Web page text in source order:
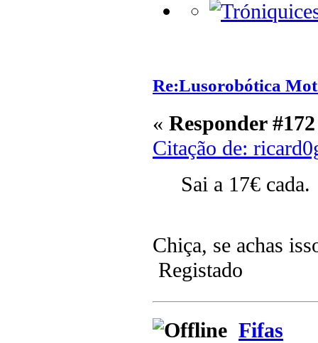
Re:Lusorobótica
« Responder
Citação de:
Sai a 17€ cada.
Chiça, se achas
Registado
Fifas